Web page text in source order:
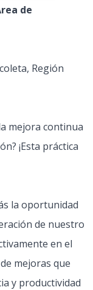
de
Región
mejora continua
¡Esta práctica
la oportunidad
de nuestro
en el
mejoras que
y productividad